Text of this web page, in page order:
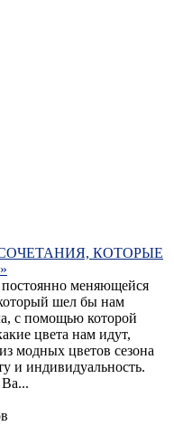
КОТОРЫЕ
меняющейся
шел бы нам
с помощью которой
цвета нам идут,
модных цветов сезона
и индивидуальность.